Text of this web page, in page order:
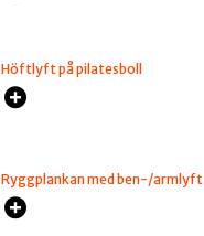
Höftlyft på pilatesboll
Ryggplankan med ben-/armlyft